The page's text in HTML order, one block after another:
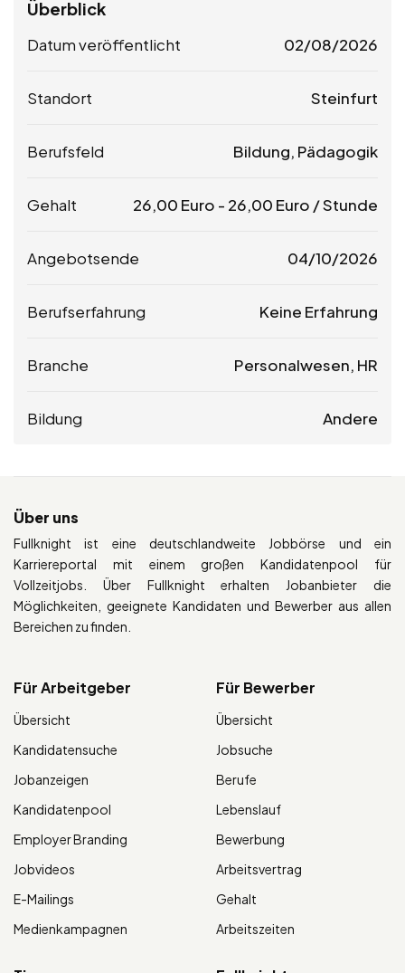
Überblick
Datum veröffentlicht 02/08/2026
Standort Steinfurt
Berufsfeld Bildung, Pädagogik
Gehalt 26,00 Euro - 26,00 Euro / Stunde
Angebotsende 04/10/2026
Berufserfahrung Keine Erfahrung
Branche Personalwesen, HR
Bildung Andere
Über uns
Fullknight ist eine deutschlandweite Jobbörse und ein
Karriereportal mit einem großen Kandidatenpool für
Vollzeitjobs. Über Fullknight erhalten Jobanbieter die
Möglichkeiten, geeignete Kandidaten und Bewerber aus allen
Bereichen zu finden.
Für Arbeitgeber
Übersicht
Kandidatensuche
Jobanzeigen
Kandidatenpool
Employer Branding
Jobvideos
E-Mailings
Medienkampagnen
Für Bewerber
Übersicht
Jobsuche
Berufe
Lebenslauf
Bewerbung
Arbeitsvertrag
Gehalt
Arbeitszeiten